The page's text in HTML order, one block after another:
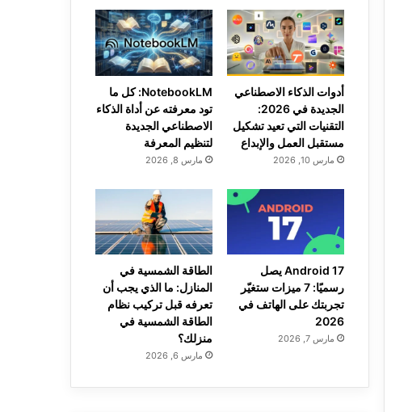
أدوات الذكاء الاصطناعي
الجديدة في 2026:
التقنيات التي تعيد تشكيل
مستقبل العمل والإبداع
مارس 10, 2026
NotebookLM: كل ما
تود معرفته عن أداة الذكاء
الاصطناعي الجديدة
لتنظيم المعرفة
مارس 8, 2026
Android 17 يصل
رسميًا: 7 ميزات ستغيّر
تجربتك على الهاتف في
2026
مارس 7, 2026
الطاقة الشمسية في
المنازل: ما الذي يجب أن
تعرفه قبل تركيب نظام
الطاقة الشمسية في
منزلك؟
مارس 6, 2026